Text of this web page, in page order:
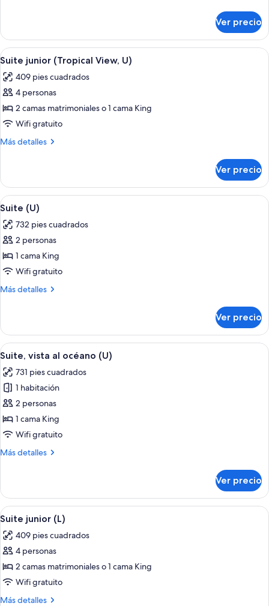
junior
(U)
Ver precio
Abrir
todas
las
fotos
de
Suite
junior
U)
Habitación de hotel con una cama
4
Suite junior (Tropical View, U)
409 pies cuadrados
4 personas
2 camas matrimoniales o 1 cama King
Wifi gratuito
Más detalles
Más
junior
(Tropical
View,
Ver precio
Abrir
todas
las
fotos
de
Suite
(U)
Habitación de hotel con cama,
4
Suite (U)
732 pies cuadrados
2 personas
1 cama King
Wifi gratuito
Más detalles
Más
(U)
Ver precio
Abrir
todas
las
fotos
de
Suite,
vista
océano
Habitación de hotel con cama,
4
Suite, vista al océano (U)
731 pies cuadrados
1 habitación
2 personas
1 cama King
Wifi gratuito
Más detalles
Más
vista
al
océano
Ver precio
Abrir
todas
las
fotos
de
Suite
junior
Habitación de hotel con una cama
4
Suite junior (L)
409 pies cuadrados
4 personas
2 camas matrimoniales o 1 cama King
Wifi gratuito
Más detalles
Más